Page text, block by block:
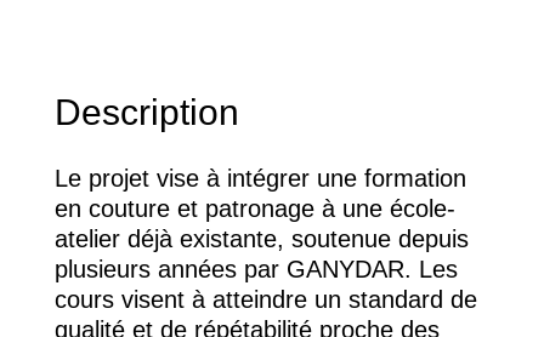
Description
Le projet vise à intégrer une formation
en couture et patronage à une école-
atelier déjà existante, soutenue depuis
plusieurs années par GANYDAR. Les
cours visent à atteindre un standard de
qualité et de répétabilité proche des